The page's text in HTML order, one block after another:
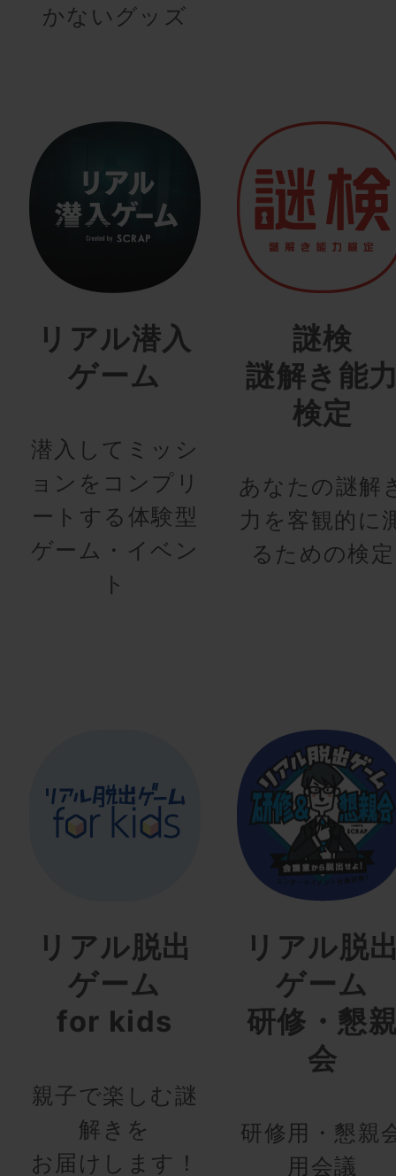
かないグッズ
リアル潜入
ゲーム
潜入してミッシ
ョンをコンプリ
ートする体験型
ゲーム・イベン
ト
謎検
謎解き能
検定
あなたの謎解
力を客観的に
るための検定
リアル脱出
ゲーム
for kids
親子で楽しむ謎
解きを
お届けします！
リアル脱
ゲーム
研修・懇
会
研修用・懇親
用会議